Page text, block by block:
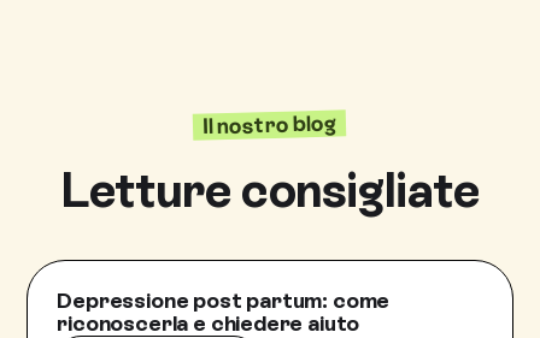
Il nostro blog
Letture consigliate
Depressione post partum: come
riconoscerla e chiedere aiuto